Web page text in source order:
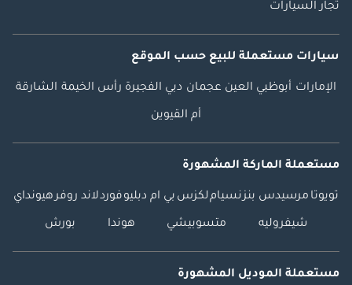
تجار السيارات
سيارات مستعملة للبيع حسب الموقع
الإمارات أبوظبي العين عجمان دبي الفجيرة رأس الخيمة الشارقة
أم القيوين
مستعملة الماركة المشهورة
تويوتا مرسيدس بنزنسياملكزس بي ام دبليوفوردلاند روفرهيونداي
شيفروليه متسوبيشي هوندا بورش
مستعملة الموديل المشهورة